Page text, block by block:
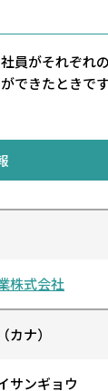
員がそれぞれ
できたときです
株式会社
カナ）
サンギョウ